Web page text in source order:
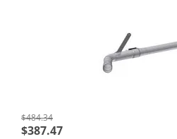
$484.34
$387.47